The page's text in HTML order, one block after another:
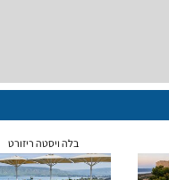
בלה ויסטה ריזורט